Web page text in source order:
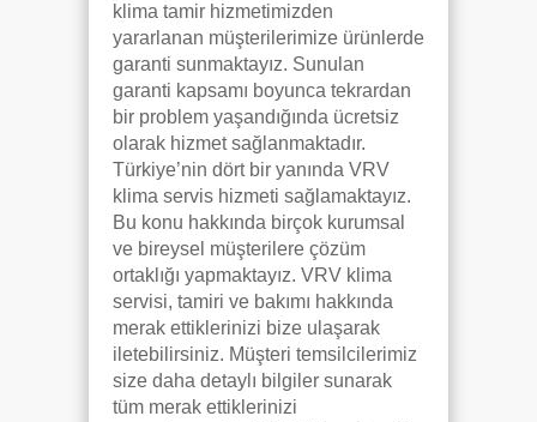
klima tamir hizmetimizden
yararlanan müşterilerimize ürünlerde
garanti sunmaktayız. Sunulan
garanti kapsamı boyunca tekrardan
bir problem yaşandığında ücretsiz
olarak hizmet sağlanmaktadır.
Türkiye’nin dört bir yanında VRV
klima servis hizmeti sağlamaktayız.
Bu konu hakkında birçok kurumsal
ve bireysel müşterilere çözüm
ortaklığı yapmaktayız. VRV klima
servisi, tamiri ve bakımı hakkında
merak ettiklerinizi bize ulaşarak
iletebilirsiniz. Müşteri temsilcilerimiz
size daha detaylı bilgiler sunarak
tüm merak ettiklerinizi